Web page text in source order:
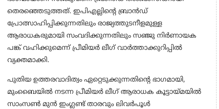
തെരഞ്ഞെടുത്തത്. ഇപിഎല്ലിന്‍റെ ബ്രാൻഡ്
പ്രോത്സാഹിപ്പിക്കുന്നതിലും രാജ്യത്തുടനീളമുള്ള
ആരാധകരുമായി സംവദിക്കുന്നതിലും സഞ്ജു നിർണായക
പങ്ക് വഹിക്കുമെന്ന് പ്രീമിയർ ലീഗ് വാര്‍ത്താക്കുറിപ്പില്‍
വ്യക്തമാക്കി.
പുതിയ ഉത്തരവാദിത്വം ഏറ്റെടുക്കുന്നതിന്‍റെ ഭാഗമായി,
മുംബൈയിൽ നടന്ന പ്രീമിയർ ലീഗ് ആരാധക കൂട്ടായ്മയിൽ
സാംസൺ മുൻ ഇംഗ്ലണ്ട് താരവും ലിവർപൂൾ